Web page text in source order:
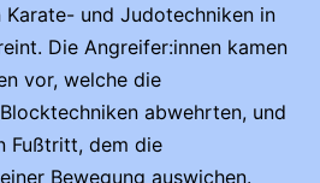
und Judotechniken in
Die Angreifer:innen kamen
vor, welche die
abwehrten, und
Fußtritt, dem die
Bewegung auswichen.